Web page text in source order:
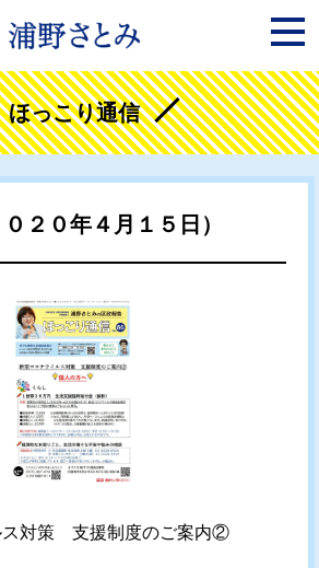
ほっこり通信
２０年４月１５日）
ス対策 支援制度のご案内②